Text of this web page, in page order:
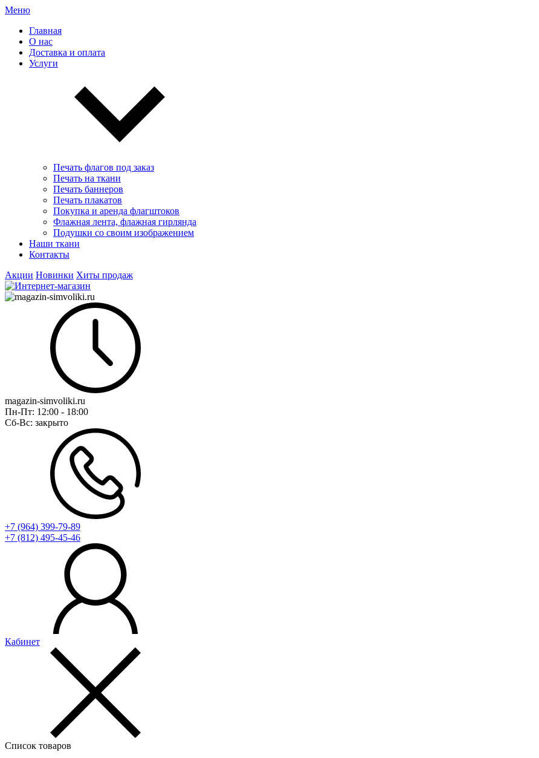
Меню
Главная
О нас
Доставка и оплата
Услуги
Печать флагов под заказ
Печать на ткани
Печать баннеров
Печать плакатов
Покупка и аренда флагштоков
Флажная лента, флажная гирлянда
Подушки со своим изображением
Наши ткани
Контакты
Акции Новинки Хиты продаж
magazin-simvoliki.ru
Пн-Пт: 12:00 - 18:00
Сб-Вс: закрыто
+7 (964) 399-79-89
+7 (812) 495-45-46
Кабинет
Список товаров